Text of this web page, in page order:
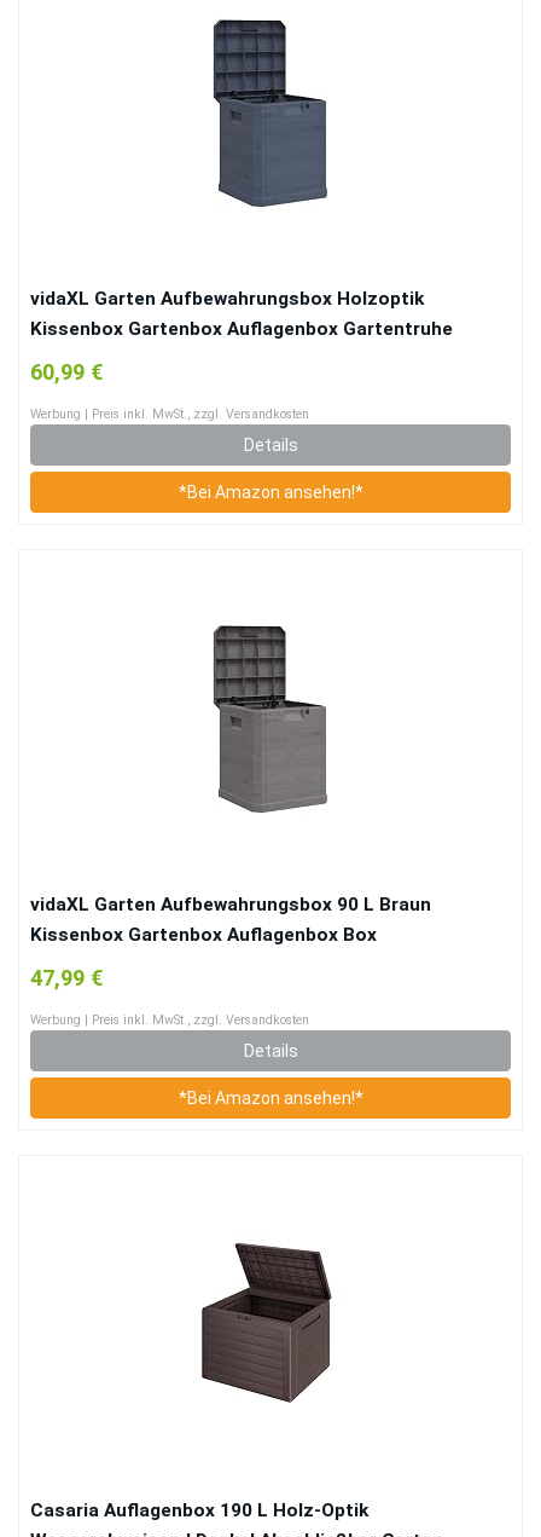
vidaXL Garten Aufbewahrungsbox Holzoptik
Kissenbox Gartenbox Auflagenbox Gartentruhe
Kissentruhe Truhe Box Spielzeugkiste Wasserdicht
90 L Anthrazit
60,99 €
Werbung | Preis inkl. MwSt., zzgl. Versandkosten
Details
*Bei Amazon ansehen!*
vidaXL Garten Aufbewahrungsbox 90 L Braun
Kissenbox Gartenbox Auflagenbox Box
47,99 €
Werbung | Preis inkl. MwSt., zzgl. Versandkosten
Details
*Bei Amazon ansehen!*
Casaria Auflagenbox 190 L Holz-Optik